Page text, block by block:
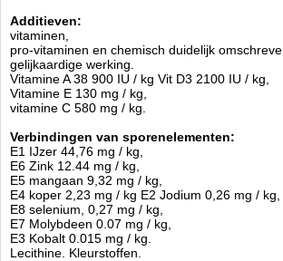
Additieven:
vitaminen,
pro-vitaminen en chemisch duidelijk
gelijkaardige werking.
Vitamine A 38 900 IU / kg Vit D3 2100 IU / kg,
Vitamine E 130 mg / kg,
vitamine C 580 mg / kg.
Verbindingen van sporenelementen:
E1 IJzer 44,76 mg / kg,
E6 Zink 12.44 mg / kg,
E5 mangaan 9,32 mg / kg,
E4 koper 2,23 mg / kg E2 Jodium 0,26 mg / kg,
E8 selenium, 0,27 mg / kg,
E7 Molybdeen 0.07 mg / kg,
E3 Kobalt 0.015 mg / kg.
Lecithine. Kleurstoffen.